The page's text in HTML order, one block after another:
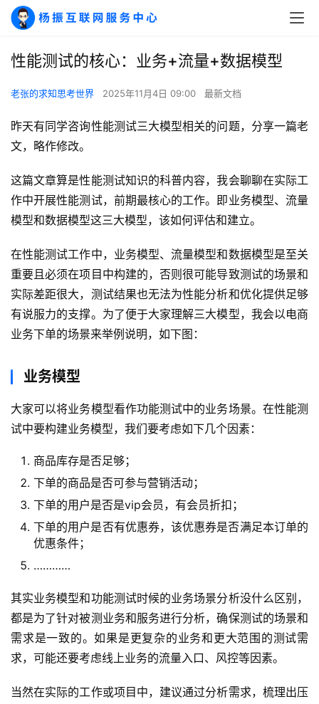
性能测试的核心：业务+流量+数据模型
老张的求知思考世界 2025年11月4日 09:00 最新文档
昨天有同学咨询性能测试三大模型相关的问题，分享一篇老
文，略作修改。
这篇文章算是性能测试知识的科普内容，我会聊聊在实际工
作中开展性能测试，前期最核心的工作。即业务模型、流量
模型和数据模型这三大模型，该如何评估和建立。
在性能测试工作中，业务模型、流量模型和数据模型是至关
重要且必须在项目中构建的，否则很可能导致测试的场景和
实际差距很大，测试结果也无法为性能分析和优化提供足够
有说服力的支撑。为了便于大家理解三大模型，我会以电商
业务下单的场景来举例说明，如下图：
业务模型
大家可以将业务模型看作功能测试中的业务场景。在性能测
试中要构建业务模型，我们要考虑如下几个因素：
商品库存是否足够；
下单的商品是否可参与营销活动；
下单的用户是否是vip会员，有会员折扣；
下单的用户是否有优惠券，该优惠券是否满足本订单的
优惠条件；
…………
其实业务模型和功能测试时候的业务场景分析没什么区别，
都是为了针对被测业务和服务进行分析，确保测试的场景和
需求是一致的。如果是更复杂的业务和更大范围的测试需
求，可能还要考虑线上业务的流量入口、风控等因素。
当然在实际的工作或项目中，建议通过分析需求，梳理出压